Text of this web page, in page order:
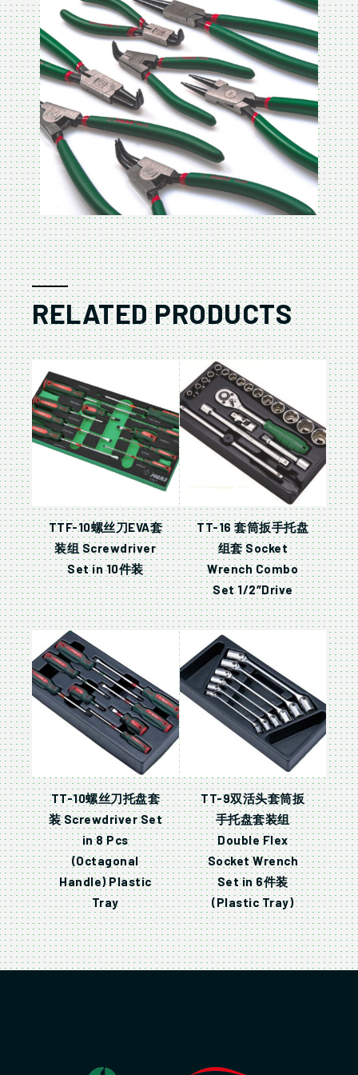
RELATED PRODUCTS
TTF-10螺丝刀EVA套
装组 Screwdriver
Set in 10件装
TT-16 套筒扳手托盘
组套 Socket
Wrench Combo
Set 1/2″Drive
TT-10螺丝刀托盘套
装 Screwdriver Set
in 8 Pcs
(Octagonal
Handle) Plastic
Tray
TT-9双活头套筒扳
手托盘套装组
Double Flex
Socket Wrench
Set in 6件装
(Plastic Tray)